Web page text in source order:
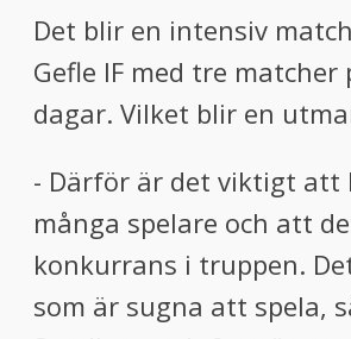
Det blir en intensiv
Gefle IF med tre matcher
dagar. Vilket blir en
- Därför är det viktigt att
många spelare och att
konkurrans i truppen.
som är sugna att spela,